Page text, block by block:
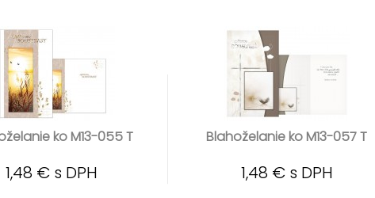
ko M13-055 T
1,48 € s DPH
Blahoželanie ko M13-057 T
1,48 € s DPH